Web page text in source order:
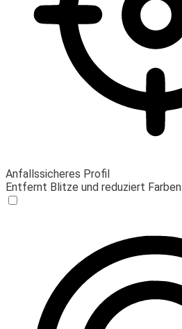
Anfallssicheres Profil
Entfernt Blitze und reduziert Farben